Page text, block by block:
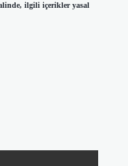
ilgili içerikler yasal